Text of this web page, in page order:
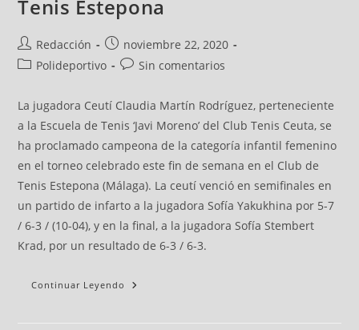
Tenis Estepona
Redacción
noviembre 22, 2020
Polideportivo
Sin comentarios
La jugadora Ceutí Claudia Martín Rodríguez, perteneciente
a la Escuela de Tenis ‘Javi Moreno’ del Club Tenis Ceuta, se
ha proclamado campeona de la categoría infantil femenino
en el torneo celebrado este fin de semana en el Club de
Tenis Estepona (Málaga). La ceutí venció en semifinales en
un partido de infarto a la jugadora Sofía Yakukhina por 5-7
/ 6-3 / (10-04), y en la final, a la jugadora Sofía Stembert
Krad, por un resultado de 6-3 / 6-3.
Continuar Leyendo